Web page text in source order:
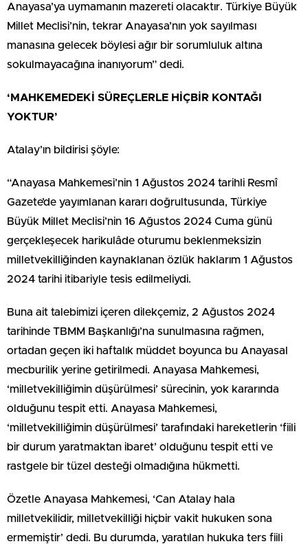
Anayasa’ya uymamanın mazereti olacaktır. Türkiye Büyük
Millet Meclisi’nin, tekrar Anayasa’nın yok sayılması
manasına gelecek böylesi ağır bir sorumluluk altına
sokulmayacağına inanıyorum” dedi.
‘MAHKEMEDEKİ SÜREÇLERLE HİÇBİR KONTAĞI
YOKTUR’
Atalay’ın bildirisi şöyle:
“Anayasa Mahkemesi’nin 1 Ağustos 2024 tarihli Resmî
Gazete’de yayımlanan kararı doğrultusunda, Türkiye
Büyük Millet Meclisi’nin 16 Ağustos 2024 Cuma günü
gerçekleşecek harikulâde oturumu beklenmeksizin
milletvekilliğinden kaynaklanan özlük haklarım 1 Ağustos
2024 tarihi itibariyle tesis edilmeliydi.
Buna ait talebimizi içeren dilekçemiz, 2 Ağustos 2024
tarihinde TBMM Başkanlığı’na sunulmasına rağmen,
ortadan geçen iki haftalık müddet boyunca bu Anayasal
mecburilik yerine getirilmedi. Anayasa Mahkemesi,
‘milletvekilliğimin düşürülmesi’ sürecinin, yok kararında
olduğunu tespit etti. Anayasa Mahkemesi,
‘milletvekilliğimin düşürülmesi’ tarafındaki hareketlerin ‘fiili
bir durum yaratmaktan ibaret’ olduğunu tespit etti ve
rastgele bir tüzel desteği olmadığına hükmetti.
Özetle Anayasa Mahkemesi, ‘Can Atalay hala
milletvekilidir, milletvekilliği hiçbir vakit hukuken sona
ermemiştir’ dedi. Bu durumda, yaratılan hukuka ters fiili